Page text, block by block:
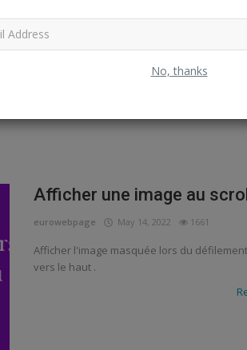
No, thanks
Comment étendre le système de fichiers
Afficher une image au
eurowebpage May 14, 2022 1661
Afficher l'image masquée lors du
vers le haut .